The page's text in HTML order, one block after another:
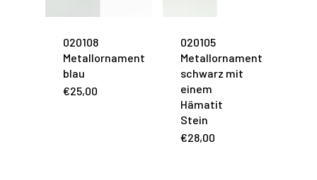
020108
Metallornament
blau
€25,00
020105
Metallornament
schwarz mit
einem
Hämatit
Stein
€28,00